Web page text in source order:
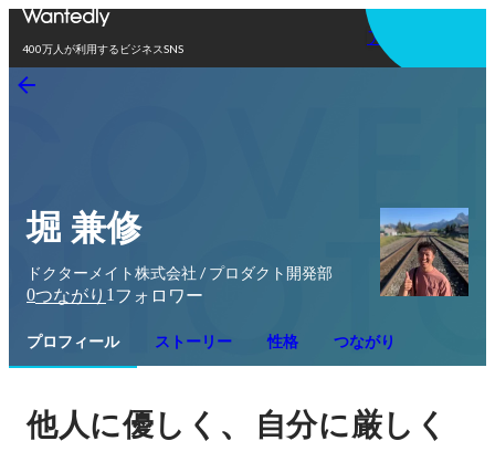
400万人が利用するビジネスSNS
アプリを使う
堀 兼修
ドクターメイト株式会社 / プロダクト開発部
0つながり 1 フォロワー
プロフィール ストーリー 性格 つながり
他人に優しく 、 自分に厳しく